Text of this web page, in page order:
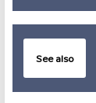
See also